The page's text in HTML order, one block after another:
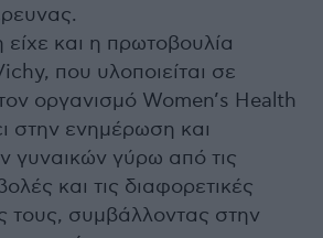
και η πρωτοβουλία
που υλοποιείται σε
οργανισμό Women’s Health
στην ενημέρωση και
γυναικών γύρω από τις
και τις διαφορετικές
τους, συμβάλλοντας στην